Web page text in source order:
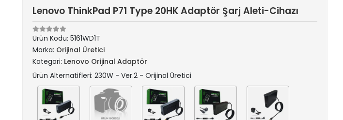
Lenovo ThinkPad P71 Type 20HK Adaptör Şarj Aleti-Cihazı
Ürün Kodu: 5161WD1T
Marka: Orijinal Üretici
Kategori: Lenovo Orijinal Adaptör
Ürün Alternatifleri: 230W - Ver.2 - Orijinal Üretici